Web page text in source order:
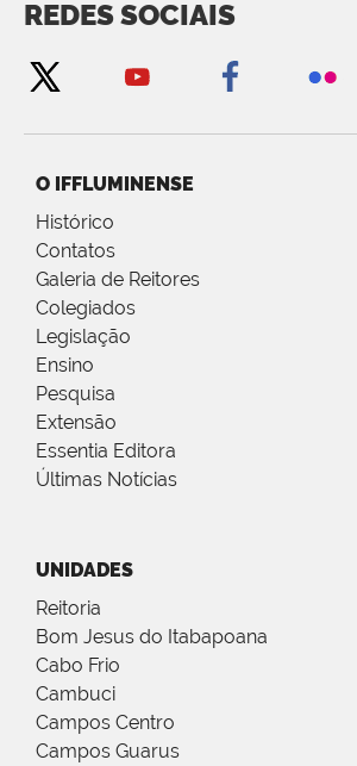
REDES SOCIAIS
O IFFLUMINENSE
Histórico
Contatos
Galeria de Reitores
Colegiados
Legislação
Ensino
Pesquisa
Extensão
Essentia Editora
Últimas Notícias
UNIDADES
Reitoria
Bom Jesus do Itabapoana
Cabo Frio
Cambuci
Campos Centro
Campos Guarus